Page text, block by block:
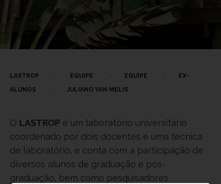
LASTROP EQUIPE EQUIPE
EX-
ALUNOS
JULIANO VAN MELIS
O LASTROP é um laboratório universitário
coordenado por dois docentes e uma técnica
de laboratório, e conta com a participação de
diversos alunos de graduação e pós-
graduação, bem como pesquisadores